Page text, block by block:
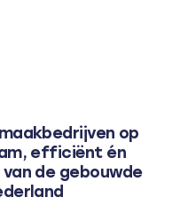
op
efficiënt én
de gebouwde